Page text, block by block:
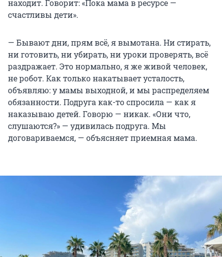
находит. Говорит: «Пока мама в ресурсе —
счастливы дети».
— Бывают дни, прям всё, я вымотана. Ни стирать,
ни готовить, ни убирать, ни уроки проверять, всё
раздражает. Это нормально, я же живой человек,
не робот. Как только накатывает усталость,
объявляю: у мамы выходной, и мы распределяем
обязанности. Подруга как-то спросила — как я
наказываю детей. Говорю — никак. «Они что,
слушаются?» — удивилась подруга. Мы
договариваемся, — объясняет приемная мама.